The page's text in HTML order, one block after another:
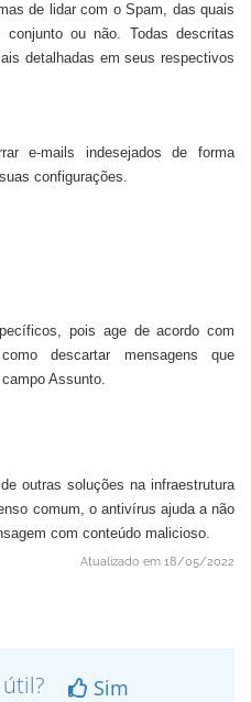
de lidar com o Spam, das quais
ou não. Todas descritas
detalhadas em seus respectivos
e-mails indesejados de forma
configurações.
pois age de acordo com
descartar mensagens que
Assunto.
outras soluções na infraestrutura
comum, o antivírus ajuda a não
com conteúdo malicioso.
Atualizado em 18/05/2022
Sim